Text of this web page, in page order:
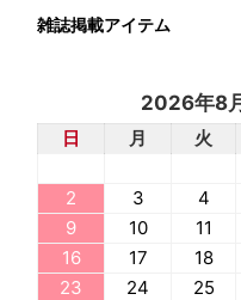
雑誌掲載アイテム
2026年8
日 月 火
2
3 4
9
10 11
16
17 18
23
24 25